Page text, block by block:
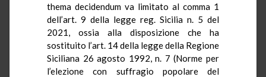
thema decidendum va limitato al comma 1
dell’art. 9 della legge reg. Sicilia n. 5 del
2021, ossia alla disposizione che ha
sostituito l’art. 14 della legge della Regione
Siciliana 26 agosto 1992, n. 7 (Norme per
l’elezione con suffragio popolare del